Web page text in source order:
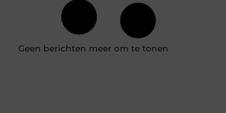
houdbaarheidsregistratie essentieel om
voedselveiligheid te waarborgen en verspilling te
voorkomen. Diepvriesetiketten spelen hierin een
belangrijke rol, omdat je hiermee eenvoudig
vastlegt wanneer producten zijn ingevroren en tot
wanneer ze gebruikt kunnen worden. Door